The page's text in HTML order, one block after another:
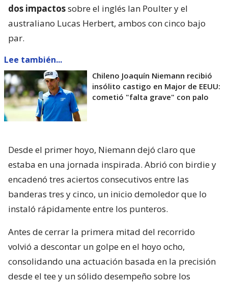
dos impactossobre el inglés Ian Poulter y el
australiano Lucas Herbert, ambos con cinco bajo
par.
Lee también...
Chileno Joaquín Niemann recibió
insólito castigo en Major de EEUU:
cometió "falta grave" con palo
Desde el primer hoyo, Niemann dejó claro que
estaba en una jornada inspirada. Abrió con birdie y
encadenó tres aciertos consecutivos entre las
banderas tres y cinco, un inicio demoledor que lo
instaló rápidamente entre los punteros.
Antes de cerrar la primera mitad del recorrido
volvió a descontar un golpe en el hoyo ocho,
consolidando una actuación basada en la precisión
desde el tee y un sólido desempeño sobre los